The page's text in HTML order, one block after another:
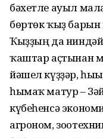
бәхетле ауыл
бөртөк ҡыҙ
Ҡыҙҙың да
ҡаштар аҫтынан
йәшел күҙҙәр,
һымаҡ матур –
күбеһенсә
агроном,